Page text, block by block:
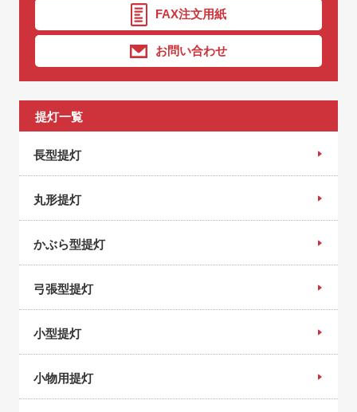
FAX注文用紙
お問い合わせ
提灯一覧
長型提灯
丸形提灯
かぶら型提灯
弓張型提灯
小型提灯
小物用提灯